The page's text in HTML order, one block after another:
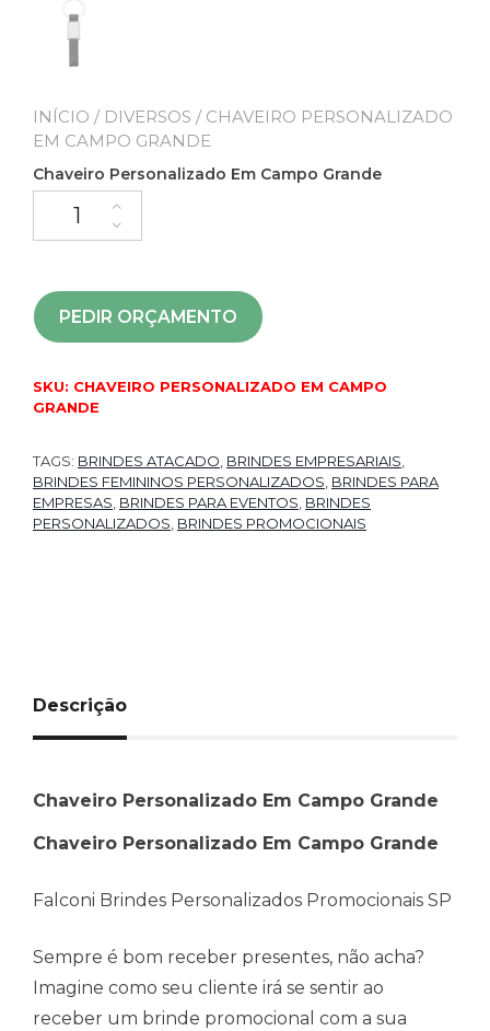
INÍCIO / DIVERSOS / CHAVEIRO PERSONALIZADO
EM CAMPO GRANDE
Chaveiro Personalizado Em Campo Grande
PEDIR ORÇAMENTO
SKU: CHAVEIRO PERSONALIZADO EM CAMPO
GRANDE
TAGS: BRINDES ATACADO, BRINDES EMPRESARIAIS,
BRINDES FEMININOS PERSONALIZADOS, BRINDES PARA
EMPRESAS, BRINDES PARA EVENTOS, BRINDES
PERSONALIZADOS, BRINDES PROMOCIONAIS
Descrição
Chaveiro Personalizado Em Campo Grande
Chaveiro Personalizado Em Campo Grande
Falconi Brindes Personalizados Promocionais SP
Sempre é bom receber presentes, não acha?
Imagine como seu cliente irá se sentir ao
receber um brinde promocional com a sua